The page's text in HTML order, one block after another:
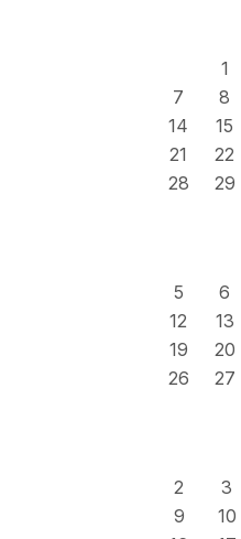
1
7
8
14
15
21
22
28
29
5
6
12
13
19
20
26
27
2
3
9
10